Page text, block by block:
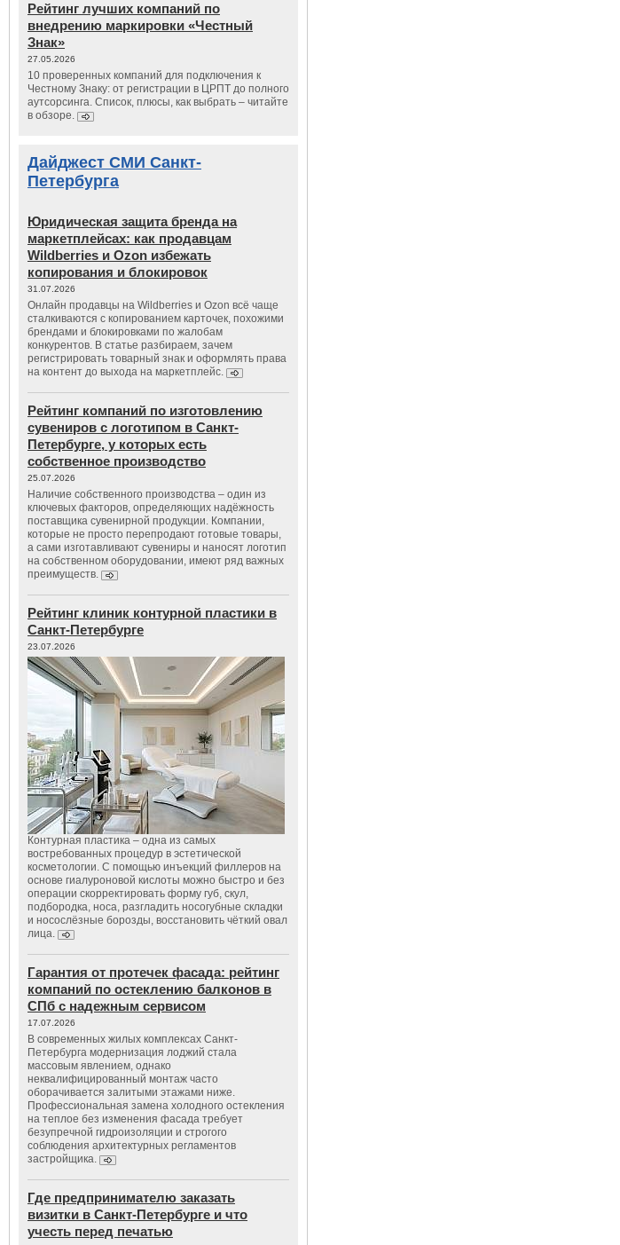
Рейтинг лучших компаний по
внедрению маркировки «Честный
Знак»
27.05.2026
10 проверенных компаний для подключения к
Честному Знаку: от регистрации в ЦРПТ до полного
аутсорсинга. Список, плюсы, как выбрать – читайте
в обзоре.
Дайджест СМИ Санкт-
Петербурга
Юридическая защита бренда на
маркетплейсах: как продавцам
Wildberries и Ozon избежать
копирования и блокировок
31.07.2026
Онлайн продавцы на Wildberries и Ozon всё чаще
сталкиваются с копированием карточек, похожими
брендами и блокировками по жалобам
конкурентов. В статье разбираем, зачем
регистрировать товарный знак и оформлять права
на контент до выхода на маркетплейс.
Рейтинг компаний по изготовлению
сувениров с логотипом в Санкт-
Петербурге, у которых есть
собственное производство
25.07.2026
Наличие собственного производства – один из
ключевых факторов, определяющих надёжность
поставщика сувенирной продукции. Компании,
которые не просто перепродают готовые товары,
а сами изготавливают сувениры и наносят логотип
на собственном оборудовании, имеют ряд важных
преимуществ.
Рейтинг клиник контурной пластики в
Санкт-Петербурге
23.07.2026
Контурная пластика – одна из самых
востребованных процедур в эстетической
косметологии. С помощью инъекций филлеров на
основе гиалуроновой кислоты можно быстро и без
операции скорректировать форму губ, скул,
подбородка, носа, разгладить носогубные складки
и носослёзные борозды, восстановить чёткий овал
лица.
Гарантия от протечек фасада: рейтинг
компаний по остеклению балконов в
СПб с надежным сервисом
17.07.2026
В современных жилых комплексах Санкт-
Петербурга модернизация лоджий стала
массовым явлением, однако
неквалифицированный монтаж часто
оборачивается залитыми этажами ниже.
Профессиональная замена холодного остекления
на теплое без изменения фасада требует
безупречной гидроизоляции и строгого
соблюдения архитектурных регламентов
застройщика.
Где предпринимателю заказать
визитки в Санкт-Петербурге и что
учесть перед печатью